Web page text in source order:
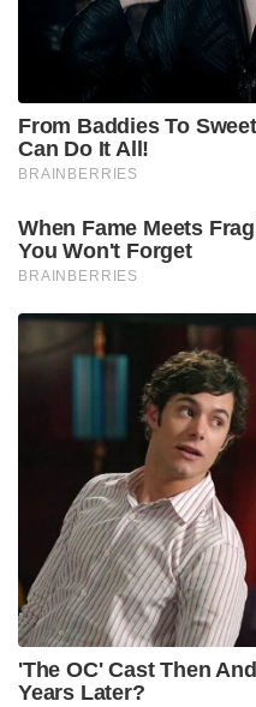
From Baddies To
Can Do It All!
BRAINBERRIES
When Fame Meets
You Won't Forget
BRAINBERRIES
'The OC' Cast Then
Years Later?